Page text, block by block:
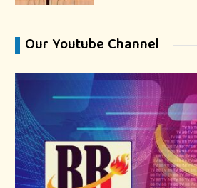
Our Youtube Channel